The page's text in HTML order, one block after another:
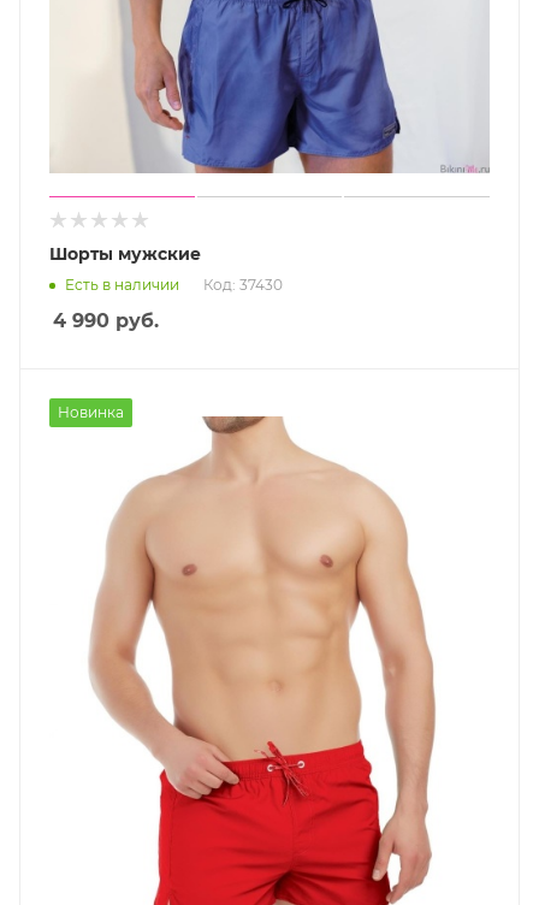
Шорты мужские
Есть в наличии Код: 37430
4 990 руб.
Новинка